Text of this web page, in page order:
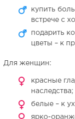
купить
встрече с
подарить
цветы – к
Для женщин:
красные
наследства;
белые – к
ярко-